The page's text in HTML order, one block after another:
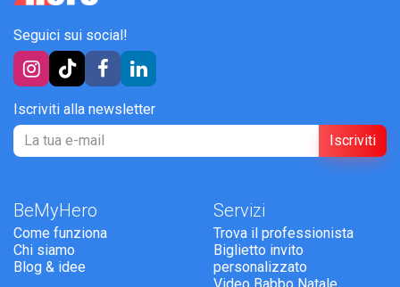
Seguici sui social!
Iscriviti alla newsletter
Iscriviti
BeMyHero
Come funziona
Chi siamo
Blog & idee
Servizi
Trova il professionista
Biglietto invito
personalizzato